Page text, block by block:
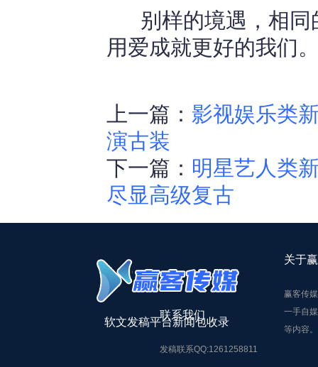
别样的境遇，相同
用爱成就更好的我们
上一篇： 影视娱乐类
演古装
下一篇： 明星艺人类
尽显高级复古
软文发稿平台新闻包收录
关于
赢客传
一手自
等内容。
联系我们
发稿联系QQ:1261258811